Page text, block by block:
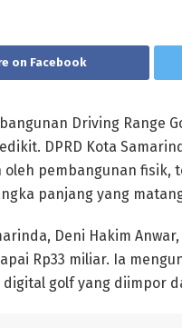
on Facebook
Driving Range
DPRD Kota
pembangunan fisik,
panjang yang
Deni Hakim
Rp33 miliar. Ia
golf yang diimpor